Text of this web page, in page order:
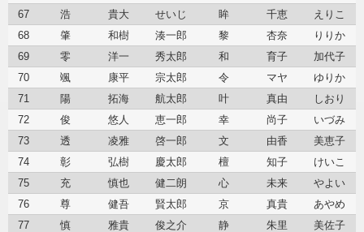
67
浩 貴大 せいじ 眸 千恵
えりこ
68
肇 和樹 湊一郎 黎 杏奈
りりか
69
零 洋一 秀太郎 和 育子
加代子
70
颯 康平 宗太郎 令 マヤ
ゆりか
71
陽 拓海 航太郎 叶 真由
しおり
72
俊 悠人 恵一郎 幸 尚子
いづみ
73
透 凌雅 啓一郎 文 由香
美恵子
74
彰 弘樹 慶太郎 檀 知子
けいこ
75
充 慎也 健二朗 心 未来
やよい
76
尊 健吾 賢太郎 京 真貴
あやめ
77
慎 雅貴 俊之介 静 朱里
美佐子